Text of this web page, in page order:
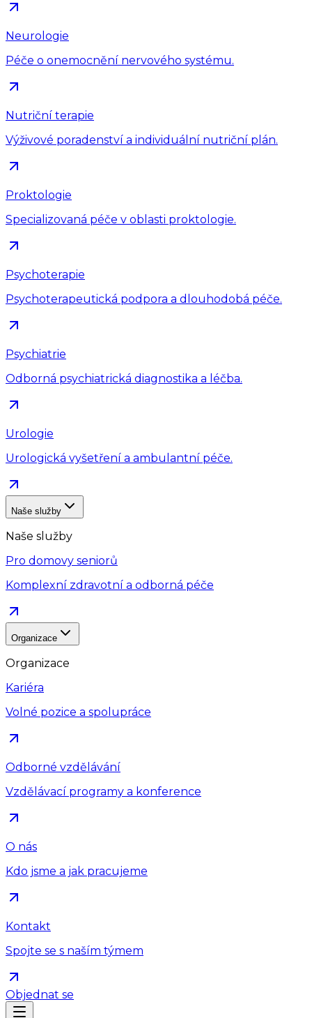
Neurologie
Péče o onemocnění nervového systému.
Nutriční terapie
Výživové poradenství a individuální nutriční plán.
Proktologie
Specializovaná péče v oblasti proktologie.
Psychoterapie
Psychoterapeutická podpora a dlouhodobá péče.
Psychiatrie
Odborná psychiatrická diagnostika a léčba.
Urologie
Urologická vyšetření a ambulantní péče.
Naše služby
Naše služby
Pro domovy seniorů
Komplexní zdravotní a odborná péče
Organizace
Organizace
Kariéra
Volné pozice a spolupráce
Odborné vzdělávání
Vzdělávací programy a konference
O nás
Kdo jsme a jak pracujeme
Kontakt
Spojte se s naším týmem
Objednat se